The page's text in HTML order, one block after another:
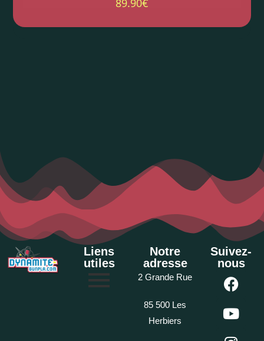
89.90€
Liens
utiles
Notre
adresse
2 Grande Rue
85 500 Les
Herbiers
Suivez-
nous